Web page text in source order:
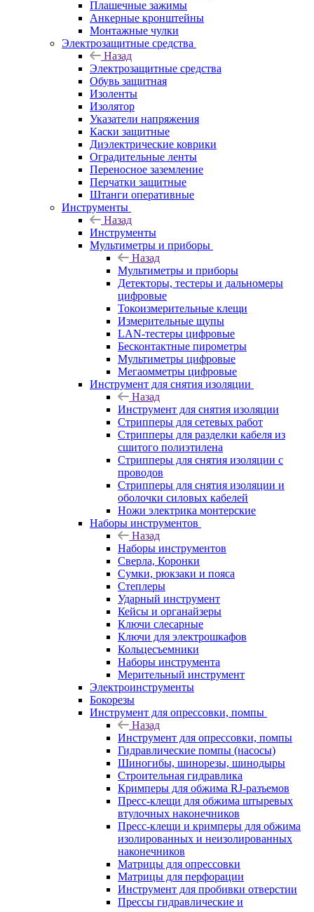
Плашечные зажимы
Анкерные кронштейны
Монтажные чулки
Электрозащитные средства
Назад
Электрозащитные средства
Обувь защитная
Изоленты
Изолятор
Указатели напряжения
Каски защитные
Диэлектрические коврики
Оградительные ленты
Переносное заземление
Перчатки защитные
Штанги оперативные
Инструменты
Назад
Инструменты
Мультиметры и приборы
Назад
Мультиметры и приборы
Детекторы, тестеры и дальномеры
цифровые
Токоизмерительные клещи
Измерительные щупы
LAN-тестеры цифровые
Бесконтактные пирометры
Мультиметры цифровые
Мегаомметры цифровые
Инструмент для снятия изоляции
Назад
Инструмент для снятия изоляции
Стрипперы для сетевых работ
Стрипперы для разделки кабеля из
сшитого полиэтилена
Cтрипперы для снятия изоляции с
проводов
Стрипперы для снятия изоляции и
оболочки силовых кабелей
Ножи электрика монтерские
Наборы инструментов
Назад
Наборы инструментов
Сверла, Коронки
Сумки, рюкзаки и пояса
Степлеры
Ударный инструмент
Кейсы и органайзеры
Ключи слесарные
Ключи для электрошкафов
Кольцесъемники
Наборы инструмента
Мерительный инструмент
Электроинструменты
Бокорезы
Инструмент для опрессовки, помпы
Назад
Инструмент для опрессовки, помпы
Гидравлические помпы (насосы)
Шиногибы, шинорезы, шинодыры
Строительная гидравлика
Кримперы для обжима RJ-разъемов
Пресс-клещи для обжима штыревых
втулочных наконечников
Пресс-клещи и кримперы для обжима
изолированных и неизолированных
наконечников
Матрицы для опрессовки
Матрицы для перфорации
Инструмент для пробивки отверстии
Прессы гидравлические и